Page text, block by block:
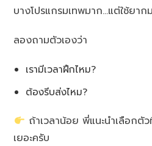
บางโปรแกรมเทพมาก…แต่ใช้ยาก
ลองถามตัวเองว่า
เรามีเวลาฝึกไหม?
ต้องรีบส่งไหม?
ถ้าเวลาน้อย พี่แนะนำเลือกตัว
เยอะครับ